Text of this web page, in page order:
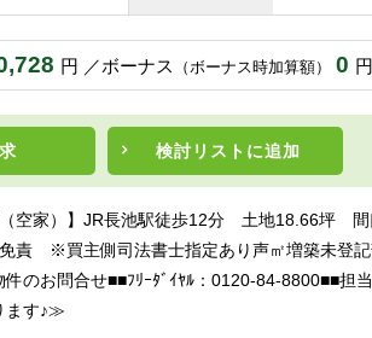
円 ボーナス （ボーナス時加算額） 0 円
検討リスト に追加
（空家）】JR長池駅徒歩12分 土地18.66坪
責 ※買主側司法書士指定あり声㎡増築未登記
のお問合せ■■ﾌﾘｰﾀﾞｲﾔﾙ：0120-84-8800■■担
ます♪≫